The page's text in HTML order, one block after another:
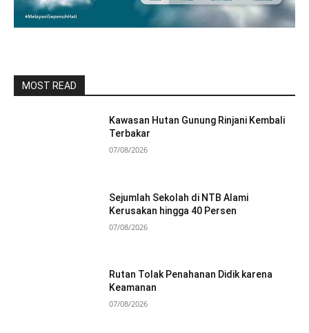
MOST READ
Kawasan Hutan Gunung Rinjani Kembali
Terbakar
07/08/2026
Sejumlah Sekolah di NTB Alami
Kerusakan hingga 40 Persen
07/08/2026
Rutan Tolak Penahanan Didik karena
Keamanan
07/08/2026